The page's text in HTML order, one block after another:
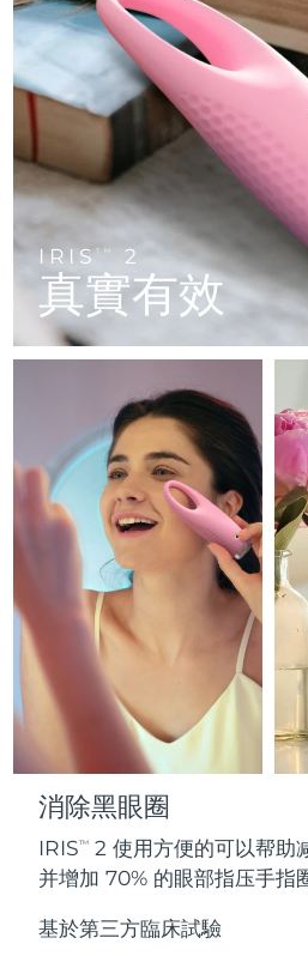
IRIS TM 2
真實有效
消除黑眼圈
IRISTM
2 使用方便的可以帮助
并增加 70% 的眼部指压手指
基於第三方臨床試驗
For men, anti-
LUNA™ 4
For young skin, T-
LUNA™ 4 go
For travel or gym
LUNA™護膚
LUNA™ 設備
All facial
Microcurrent line
面部提拉護理
Premium anti-
BEAR™ 設備
All premium
Near-infrared and
device
UFO™ 3 mini
Red light therapy
UFO™ 3 go
Portable red light
Rejuvenation &
UFO™ 設備
All deep facial
Smart hybrid
issa™ 4 smile
Hybrid silicone
issa™ 4 baby
For ages 0-3
issa™ Teeth
Dual LED + sonic
ISSA™ 設備
All silicone sonic
FAQ™ 101
Clinical anti-aging
FAQ™ 102
Advanced
FAQ™ P1
Manuka honey
FAQ™護膚品
All FAQ™ skincare
FAQ™產品
All anti-aging
FAQ™ 201
LED mask
FAQ™ 202
LED mask
FAQ™ 221
Anti-aging LED
FAQ™護膚品
All FAQ™ skincare
FAQ™產品
All LED
生髮
FAQ™ 301
LED hair
FAQ™ Scalp
Scalp recovery
FAQ™護膚品
All FAQ™ skincare
FAQ™產品
All hair treatments
肌
FAQ™ 501
Full-Spectrum
FAQ™ 502
Full-Spectrum
FAQ™ Red
FAQ™
All FAQ™ skincare
FAQ™
All toning
保健品
NEW
專業治療
PEACH™ 2
Professional IPL
PEACH™ 2
IPL hair removal
PEACH™ 2
Travel-friendly IPL
身
BEAR™ 2
Microcurrent
LUNA™ 4
Massaging body
Firming body
痘肌護理
ESPADA™ 2
Recurring acne
ESPADA™ 2
Acne treatment
BEAR™ 2
Microcurrent line
IRIS™ 2
Rejuvenating eye
毛孔護理
KIWI™ derma
Diamond
LUNA™ 4 hair
2-in-1 LED scalp
智利
中國
哥倫比亞
克羅埃西亞
賽普勒斯
捷克
愛沙尼亞
芬蘭
法屬玻里尼西亞
德國
直布羅陀
希臘
匈牙利
冰島